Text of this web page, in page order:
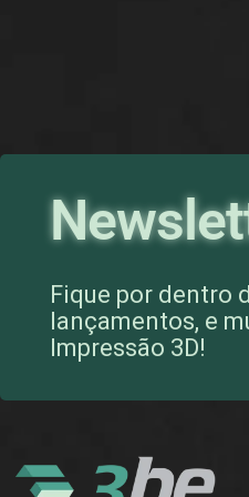
Fique por dentro
lançamentos, e
Impressão 3D!